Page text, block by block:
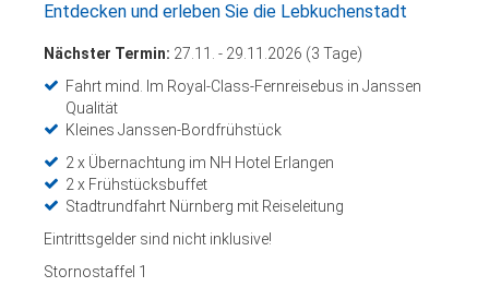
Entdecken und erleben Sie die Lebkuchenstadt
Nächster Termin: 27.11. - 29.11.2026 (3 Tage)
Fahrt mind. Im Royal-Class-Fernreisebus in Janssen
Qualität
Kleines Janssen-Bordfrühstück
2 x Übernachtung im NH Hotel Erlangen
2 x Frühstücksbuffet
Stadtrundfahrt Nürnberg mit Reiseleitung
Eintrittsgelder sind nicht inklusive!
Stornostaffel 1